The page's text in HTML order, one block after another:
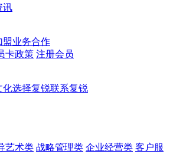
讯
盟业务合作
卡政策 注册会员
化选择复锐联系复锐
艺术类 战略管理类 企业经营类 客户服